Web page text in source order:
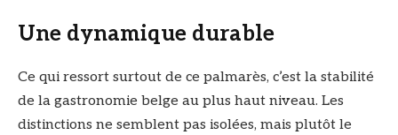
Une dynamique durable
Ce qui ressort surtout de ce palmarès, c’est la stabilité
de la gastronomie belge au plus haut niveau. Les
distinctions ne semblent pas isolées, mais plutôt le